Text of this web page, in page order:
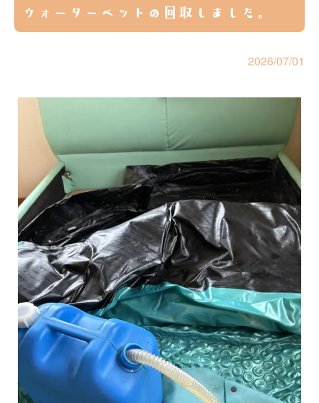
ウォーターベットの回収しました。
2026/07/01